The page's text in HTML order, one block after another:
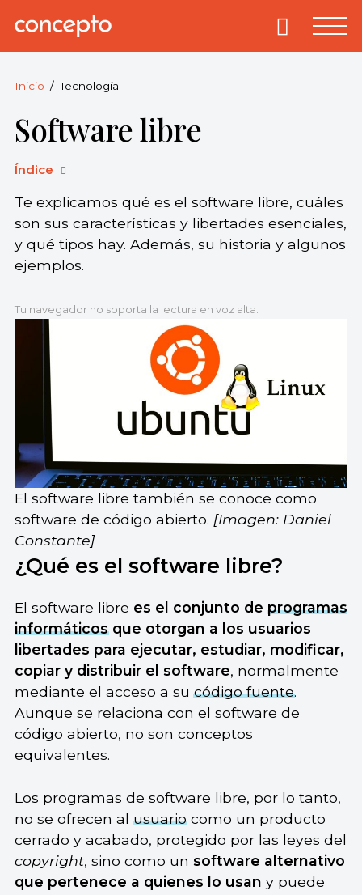
Concepto.
derechos
reservados.
Primary
Inicio Tecnología
Software libre
Índice
Te explicamos qué es el software libre, cuáles
son sus características y libertades esenciales,
y qué tipos hay. Además, su historia y algunos
ejemplos.
Tu navegador no soporta la lectura en voz alta.
El software libre también se conoce como
software de código abierto. [Imagen: Daniel
Constante]
¿Qué es el software libre?
El software libre es el conjunto deprogramas
informáticosque otorgan a los usuarios
libertades para ejecutar, estudiar, modificar,
copiar y distribuir el software, normalmente
mediante el acceso a sucódigo fuente.
Aunque se relaciona con el software de
código abierto, no son conceptos
equivalentes.
Los programas de software libre, por lo tanto,
no se ofrecen alusuariocomo un producto
cerrado y acabado, protegido por las leyes del
copyright, sino como un software alternativo
que pertenece a quienes lo usan y puede